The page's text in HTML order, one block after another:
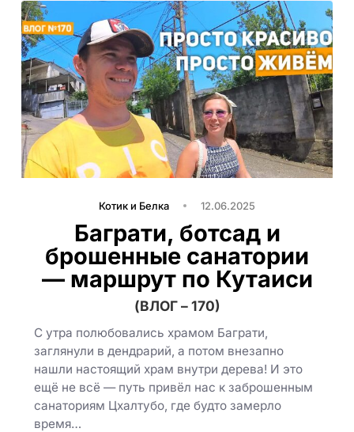
Котик и Белка 12.06.2025
Баграти, ботсад и
брошенные санатории
— маршрут по Кутаиси
(ВЛОГ – 170)
С утра полюбовались храмом Баграти,
заглянули в дендрарий, а потом внезапно
нашли настоящий храм внутри дерева! И это
ещё не всё — путь привёл нас к заброшенным
санаториям Цхалтубо, где будто замерло
время…